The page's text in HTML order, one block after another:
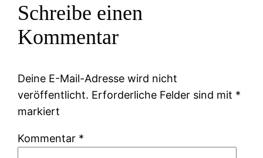
Schreibe einen
Kommentar
Deine E-Mail-Adresse wird nicht
veröffentlicht. Erforderliche Felder sind mit *
markiert
Kommentar *